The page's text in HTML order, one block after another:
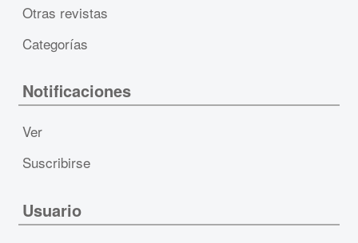
Otras revistas
Categorías
Notificaciones
Ver
Suscribirse
Usuario